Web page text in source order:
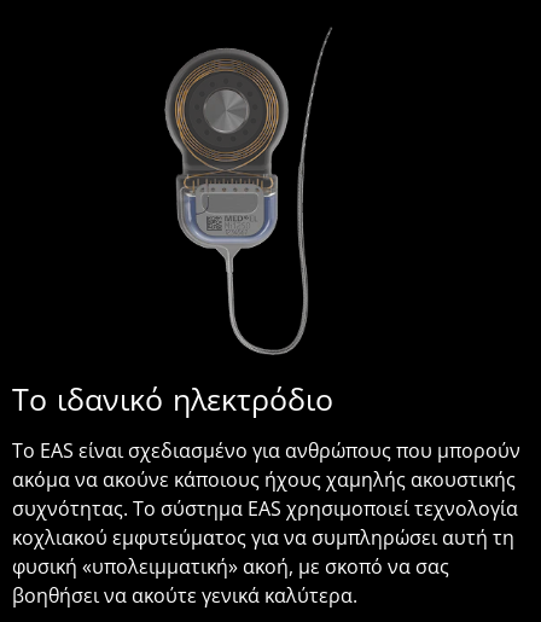
Το ιδανικό ηλεκτρόδιο
Το EAS είναι σχεδιασμένο για ανθρώπους που μπορούν
ακόμα να ακούνε κάποιους ήχους χαμηλής ακουστικής
συχνότητας. Το σύστημα EAS χρησιμοποιεί τεχνολογία
κοχλιακού εμφυτεύματος για να συμπληρώσει αυτή τη
φυσική «υπολειμματική» ακοή, με σκοπό να σας
βοηθήσει να ακούτε γενικά καλύτερα.